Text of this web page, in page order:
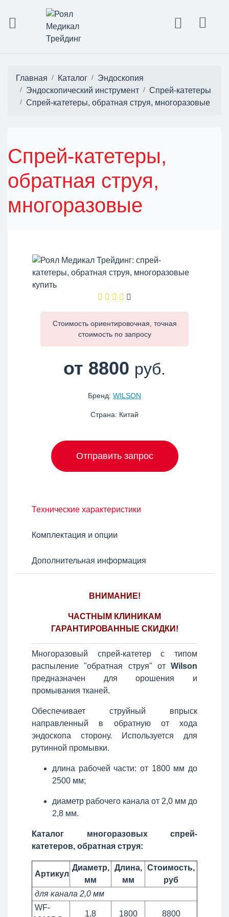
Главная Каталог
Эндоскопия
Эндоскопический инструмент
Спрей-катетеры
Спрей-катетеры, обратная струя, многоразовые
Спрей-катетеры,
обратная струя,
многоразовые
Стоимость ориентировочная, точная
стоимость по запросу
от 8800 руб.
Бренд: WILSON
Страна: Китай
Отправить запрос
Технические характеристики
Комплектация и опции
Дополнительная информация
ВНИМАНИЕ!
ЧАСТНЫМ КЛИНИКАМ
ГАРАНТИРОВАННЫЕ СКИДКИ!
Многоразовый спрей-катетер с типом
распыление "обратная струя" от Wilson
предназначен для орошения и
промывания тканей.
Обеспечивает струйный впрыск
направленный в обратную от хода
эндоскопа сторону. Используется для
рутинной промывки.
длина рабочей части: от 1800 мм до
2500 мм;
диаметр рабочего канала от 2,0 мм до
2,8 мм.
Каталог многоразовых спрей-
катетеров, обратная струя:
Артикул
Диаметр,
мм
Длина,
мм
Стоимость,
руб
для канала 2,0 мм
WF-
1,8 1800 8800